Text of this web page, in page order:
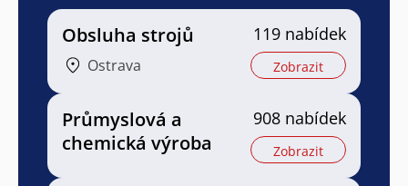
Obsluha strojů
Ostrava
119 nabídek
Zobrazit
Průmyslová a
chemická výroba
908 nabídek
Zobrazit